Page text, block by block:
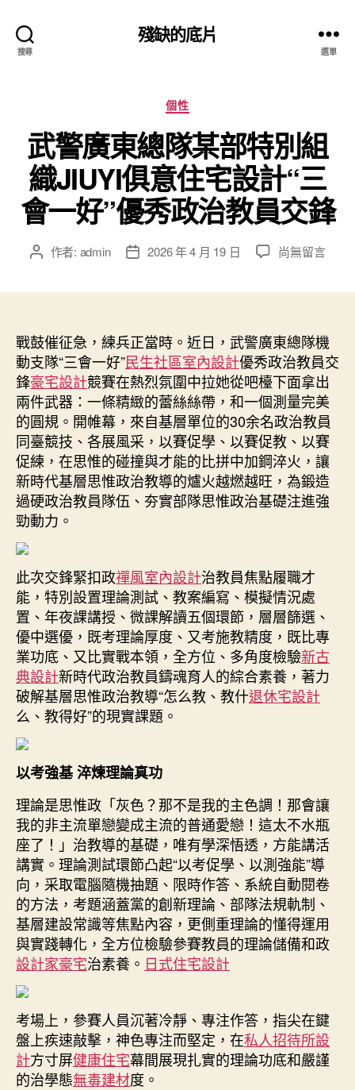
搜尋
殘缺的底片
選單
分
類
個性
武警廣東總隊某部特別組
織JIUYI俱意住宅設計“三
會一好”優秀政治教員交鋒
文 作者: admin
文
期
2026 年 4 月 19 日
在
總
隊
某
部
特
別
組
織
JIUYI
俱
意
計
“三
會
一
好”
優
秀
政
中
尚無留言
戰鼓催征急，練兵正當時。近日，武警廣東總隊機
動支隊“三會一好”民生社區室內設計優秀政治教員交
鋒豪宅設計競賽在熱烈氛圍中拉她從吧檯下面拿出
兩件武器：一條精緻的蕾絲絲帶，和一個測量完美
的圓規。開帷幕，來自基層單位的30余名政治教員
同臺競技、各展風采，以賽促學、以賽促教、以賽
促練，在思惟的碰撞與才能的比拼中加鋼淬火，讓
新時代基層思惟政治教導的爐火越燃越旺，為鍛造
過硬政治教員隊伍、夯實部隊思惟政治基礎注進強
勁動力。
此次交鋒緊扣政禪風室內設計治教員焦點履職才
能，特別設置理論測試、教案編寫、模擬情況處
置、年夜課講授、微課解讀五個環節，層層篩選、
優中選優，既考理論厚度、又考施教精度，既比專
業功底、又比實戰本領，全方位、多角度檢驗新古
典設計新時代政治教員鑄魂育人的綜合素養，著力
破解基層思惟政治教導“怎么教、教什退休宅設計
么、教得好”的現實課題。
以考強基 淬煉理論真功
理論是思惟政「灰色？那不是我的主色調！那會讓
我的非主流單戀變成主流的普通愛戀！這太不水瓶
座了！」治教導的基礎，唯有學深悟透，方能講活
講實。理論測試環節凸起“以考促學、以測強能”導
向，采取電腦隨機抽題、限時作答、系統自動閱卷
的方法，考題涵蓋黨的創新理論、部隊法規軌制、
基層建設常識等焦點內容，更側重理論的懂得運用
與實踐轉化，全方位檢驗參賽教員的理論儲備和政
設計家豪宅治素養。 日式住宅設計
考場上，參賽人員沉著冷靜、專注作答，指尖在鍵
盤上疾速敲擊，神色專注而堅定，在私人招待所設
計方寸屏健康住宅幕間展現扎實的理論功底和嚴謹
的治學態無毒建材度。